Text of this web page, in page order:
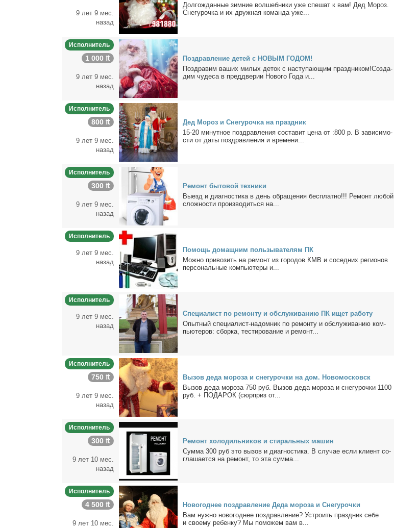
9 лет 9 мес.
назад
Дол­го­ждан­ные зим­ние вол­шеб­ни­ки уже спе­шат к вам! Дед Мо­роз.
Сне­гу­роч­ка и их друж­ная ко­ман­да уже...
Исполнитель
1 000 ₶
9 лет 9 мес.
назад
По­здрав­ле­ние де­тей с НОВЫМ ГОДОМ!
По­здра­вим ва­ших ми­лых де­ток с на­сту­па­ю­щим празд­ни­ком!Со­зда­
дим чу­де­са в пред­две­рии Но­во­го Го­да и...
Исполнитель
800 ₶
9 лет 9 мес.
назад
Дед Мо­роз и Сне­гу­роч­ка на празд­ник
15-20 ми­нут­ное по­здрав­ле­ния со­ста­вит це­на от :800 р. В за­ви­си­мо­
сти от да­ты по­здрав­ле­ния и вре­ме­ни...
Исполнитель
300 ₶
9 лет 9 мес.
назад
Ре­монт бы­то­вой тех­ни­ки
Вы­езд и ди­а­гно­сти­ка в день об­ра­ще­ния бес­плат­но!!! Ре­монт лю­бой
слож­но­сти про­из­во­дить­ся на...
Исполнитель
9 лет 9 мес.
назад
По­мощь до­мащ­ним поль­зы­ва­те­лям ПК
Мож­но при­во­зить на ре­монт из го­ро­дов КМВ и со­сед­них ре­ги­о­нов
пер­со­наль­ные ком­пью­те­ры и...
Исполнитель
9 лет 9 мес.
назад
Спе­ци­а­лист по ре­мон­ту и об­слу­жи­ва­нию ПК ищет ра­бо­ту
Опыт­ный спе­ци­а­лист-на­дом­ник по ре­мон­ту и об­слу­жи­ва­нию ком­
пью­те­ров: сбор­ка, те­сти­ро­ва­ние и ре­монт...
Исполнитель
750 ₶
9 лет 9 мес.
назад
Вы­зов де­да мо­ро­за и сне­гу­роч­ки на дом. Но­во­мос­ковск
Вы­зов де­да мо­ро­за 750 руб. Вы­зов де­да мо­ро­за и сне­гу­роч­ки 1100
руб. + ПОДАРОК (сюр­приз от...
Исполнитель
300 ₶
9 лет 10 мес.
назад
Ре­монт хо­ло­диль­ни­ков и сти­раль­ных ма­шин
Сум­ма 300 руб это вы­зов и ди­а­гно­сти­ка. В слу­чае ес­ли кли­ент со­
гла­ша­ет­ся на ре­монт, то эта сум­ма...
Исполнитель
4 500 ₶
9 лет 10 мес.
Но­во­год­нее по­здрав­ле­ние Де­да мо­ро­за и Сне­гу­роч­ки
Вам нуж­но но­во­год­нее по­здрав­ле­ние? Устро­ить празд­ник се­бе
и сво­е­му ре­бен­ку? Мы по­мо­жем вам в...